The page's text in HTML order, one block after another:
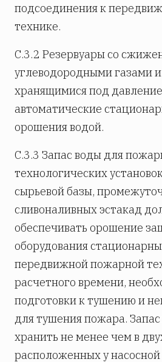
подсоединения к
технике.
С.3.2 Резервуары со
углеводородными газами
хранящимися под
автоматические
орошения водой.
С.3.3 Запас воды для
технологических
сырьевой базы,
сливоналивных эстакад
обеспечивать орошение
оборудования
передвижной пожарной
расчетного времени,
подготовки к тушению и
для тушения пожара.
хранить не менее чем в
расположенных у насосной